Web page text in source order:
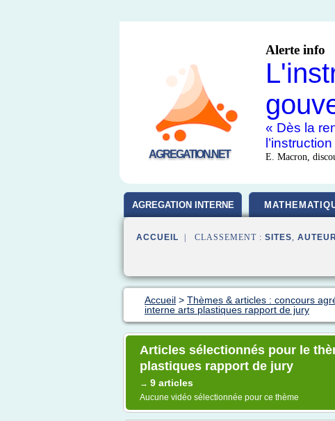
AGREGATION.NET
Alerte info
« Dès la
E. Macron,
AGREGATION INTERNE
ACCUEIL | CLASSEMENT : SITES,
Accueil > Thèmes & articles : concours
interne arts plastiques rapport de jury
Articles sélectionnés pour le
plastiques rapport de jury
→ 9 articles
Aucune vidéo sélectionnée pour ce thème